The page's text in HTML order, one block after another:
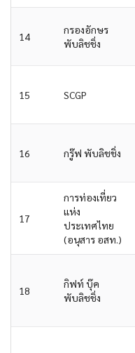
14
กรองอักษร
พับลิชชิ่ง
15 SCGP
16 กรู๊ฟ พับลิชชิ่ง
17
การท่องเที่ยว
แห่ง
ประเทศไทย
(อนุสาร อสท.)
18
กิฟท์ บุ๊ค
พับลิชชิ่ง